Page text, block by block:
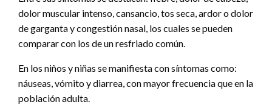
dolor muscular intenso, cansancio, tos seca, ardor o dolor
de garganta y congestión nasal, los cuales se pueden
comparar con los de un resfriado común.
En los niños y niñas se manifiesta con síntomas como:
náuseas, vómito y diarrea, con mayor frecuencia que en la
población adulta.